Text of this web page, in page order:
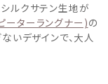
ルクサテン生地が
ーターラングナー)の
いデザインで、大人